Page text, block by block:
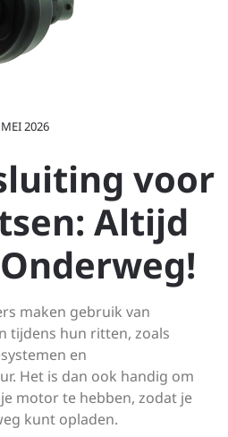
2026
voor
Altijd
maken gebruik van
tijdens hun ritten, zoals
en
Het is dan ook handig om
motor te hebben, zodat je
kunt opladen.